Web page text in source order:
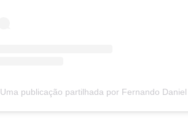
Uma publicação partilhada por Fernando